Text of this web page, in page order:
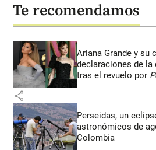
Te recomendamos
Ariana Grande y su
declaraciones de la
tras el revuelo por
share
Perseidas, un
astronómicos de
Colombia